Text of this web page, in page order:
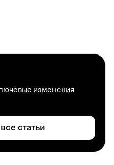
изменения
статьи